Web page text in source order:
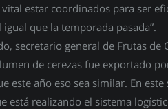
vital estar coordinados para ser
que la temporada pasada”.
secretario general de Frutas de
de cerezas fue exportado
este año eso sea similar. En
está realizando el sistema